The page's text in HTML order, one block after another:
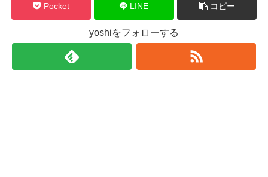
Pocket LINE コピー
yoshiをフォローする